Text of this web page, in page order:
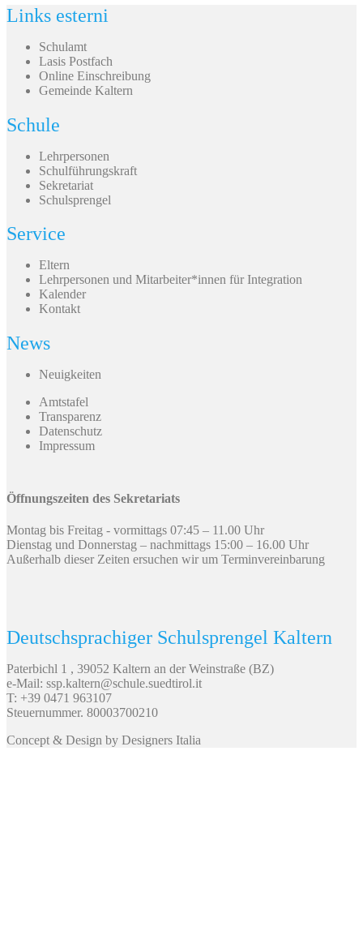
Links esterni
Schulamt
Lasis Postfach
Online Einschreibung
Gemeinde Kaltern
Schule
Lehrpersonen
Schulführungskraft
Sekretariat
Schulsprengel
Service
Eltern
Lehrpersonen und Mitarbeiter*innen für Integration
Kalender
Kontakt
News
Neuigkeiten
Amtstafel
Transparenz
Datenschutz
Impressum
Öffnungszeiten des Sekretariats
Montag bis Freitag - vormittags 07:45 – 11.00 Uhr
Dienstag und Donnerstag – nachmittags 15:00 – 16.00 Uhr
Außerhalb dieser Zeiten ersuchen wir um Terminvereinbarung
Deutschsprachiger Schulsprengel Kaltern
Paterbichl 1 , 39052 Kaltern an der Weinstraße (BZ)
e-Mail: ssp.kaltern@schule.suedtirol.it
T: +39 0471 963107
Steuernummer. 80003700210
Concept & Design by Designers Italia